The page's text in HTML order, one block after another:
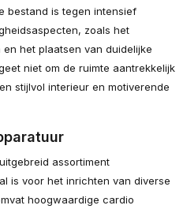
bestand is tegen intensief
zoals het
het plaatsen van duidelijke
niet om de ruimte aantrekkelijk
stijlvol interieur en motiverende
assortiment
is voor het inrichten van diverse
hoogwaardige cardio